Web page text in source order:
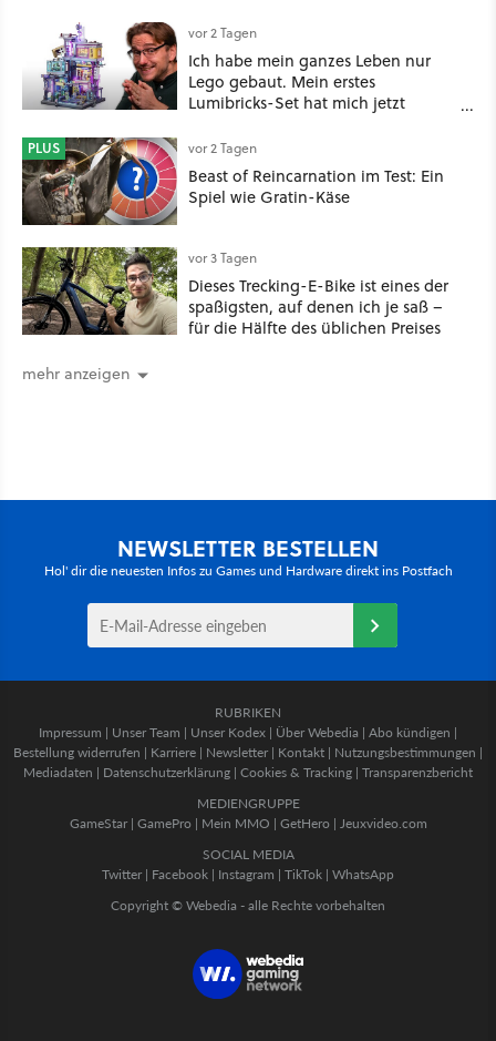
vor 2 Tagen
Ich habe mein ganzes Leben nur
Lego gebaut. Mein erstes
Lumibricks-Set hat mich jetzt
Stack im Test
PLUS vor 2 Tagen
Beast of Reincarnation im Test: Ein
Spiel wie Gratin-Käse
vor 3 Tagen
Dieses Trecking-E-Bike ist eines der
spaßigsten, auf denen ich je saß –
für die Hälfte des üblichen Preises
mehr anzeigen
NEWSLETTER BESTELLEN
Hol' dir die neuesten Infos zu Games und Hardware direkt ins Postfach
RUBRIKEN
Impressum | Unser Team | Unser Kodex | Über Webedia | Abo kündigen |
Bestellung widerrufen | Karriere | Newsletter | Kontakt | Nutzungsbestimmungen |
Mediadaten | Datenschutzerklärung | Cookies & Tracking | Transparenzbericht
MEDIENGRUPPE
GameStar| GamePro | Mein MMO | GetHero | Jeuxvideo.com
SOCIAL MEDIA
Twitter | Facebook | Instagram | TikTok | WhatsApp
Copyright © Webedia - alle Rechte vorbehalten